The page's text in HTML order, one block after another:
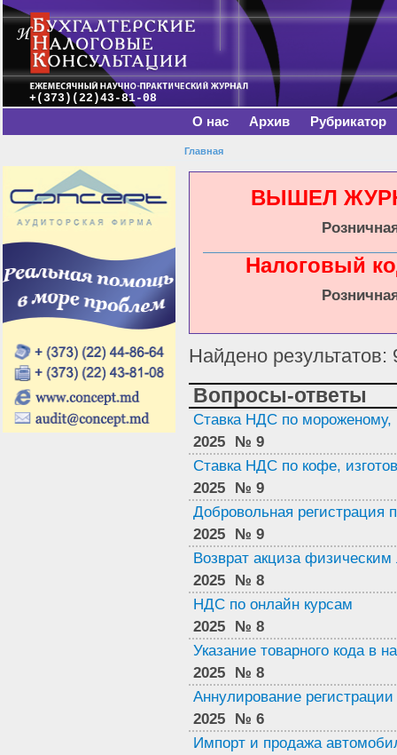
+(373)(22)43-81-08
Главное меню
О нас Архив Рубрикатор
Вы здесь
Главная
ВЫШЕЛ
Налоговый
Найдено результатов:
Вопросы-ответы
Ставка НДС по мороженому,
2025 № 9
Ставка НДС по кофе,
2025 № 9
Добровольная регистрация
2025 № 9
Возврат акциза
2025 № 8
НДС по онлайн курсам
2025 № 8
Указание товарного кода в
2025 № 8
Аннулирование
2025 № 6
Импорт и продажа